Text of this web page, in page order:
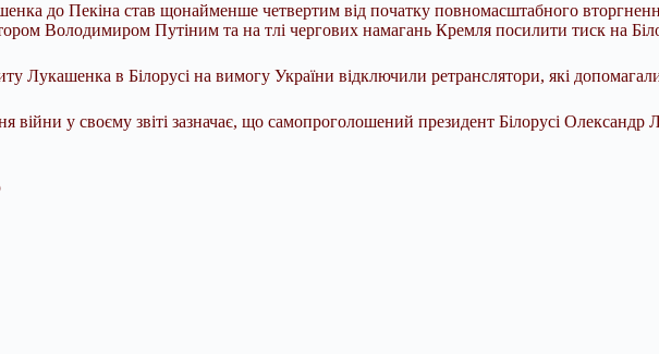
до Пекіна став щонайменше четвертим від початку повномасштабного
Володимиром Путіним та на тлі чергових намагань Кремля посилити тиск на
Лукашенка в Білорусі на вимогу України відключили ретранслятори, які
війни у своєму звіті зазначає, що самопроголошений президент Білорусі